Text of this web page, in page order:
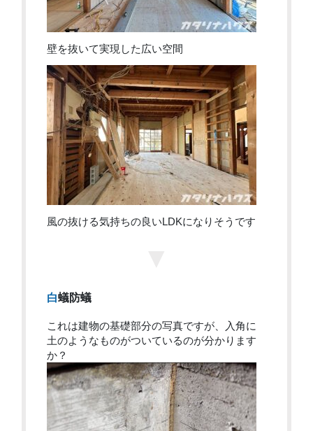
壁を抜いて実現した広い空間
風の抜ける気持ちの良いLDKになりそうです
白蟻防蟻
これは建物の基礎部分の写真ですが、入角に
土のようなものがついているのが分かります
か？